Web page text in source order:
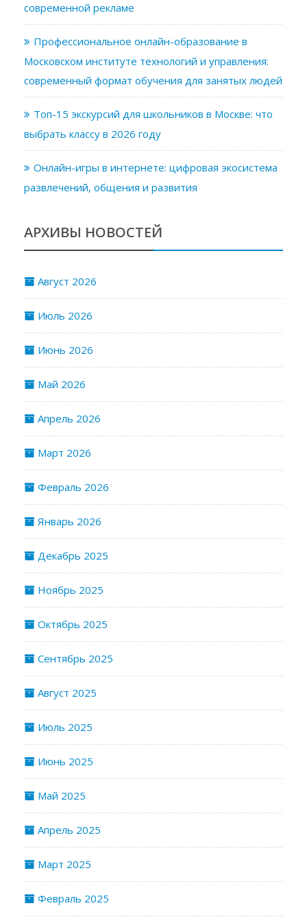
современной рекламе
Профессиональное онлайн-образование в
Московском институте технологий и управления:
современный формат обучения для занятых людей
Топ-15 экскурсий для школьников в Москве: что
выбрать классу в 2026 году
Онлайн-игры в интернете: цифровая экосистема
развлечений, общения и развития
АРХИВЫ НОВОСТЕЙ
Август 2026
Июль 2026
Июнь 2026
Май 2026
Апрель 2026
Март 2026
Февраль 2026
Январь 2026
Декабрь 2025
Ноябрь 2025
Октябрь 2025
Сентябрь 2025
Август 2025
Июль 2025
Июнь 2025
Май 2025
Апрель 2025
Март 2025
Февраль 2025